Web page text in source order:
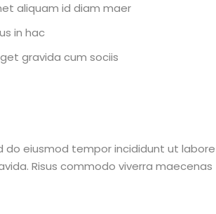
aliquam id diam maer
in hac
gravida cum sociis
do eiusmod tempor incididunt ut labore
Risus commodo viverra maecenas